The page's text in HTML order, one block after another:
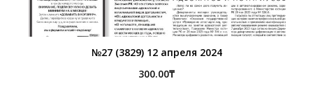
№27 (3829) 12 апреля 2024
300.00₸